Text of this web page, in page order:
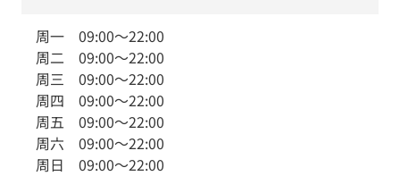
周一 09:00～22:00
周二 09:00～22:00
周三 09:00～22:00
周四 09:00～22:00
周五 09:00～22:00
周六 09:00～22:00
周日 09:00～22:00